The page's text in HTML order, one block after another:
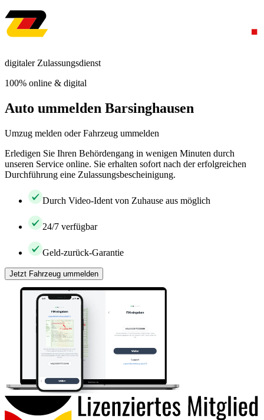
digitaler Zulassungsdienst
100% online & digital
Auto ummelden Barsinghausen
Umzug melden oder Fahrzeug ummelden
Erledigen Sie Ihren Behördengang in wenigen Minuten durch
unseren Service online. Sie erhalten sofort nach der erfolgreichen
Durchführung eine Zulassungsbescheinigung.
Durch Video-Ident von Zuhause aus möglich
24/7 verfügbar
Geld-zurück-Garantie
Jetzt Fahrzeug ummelden